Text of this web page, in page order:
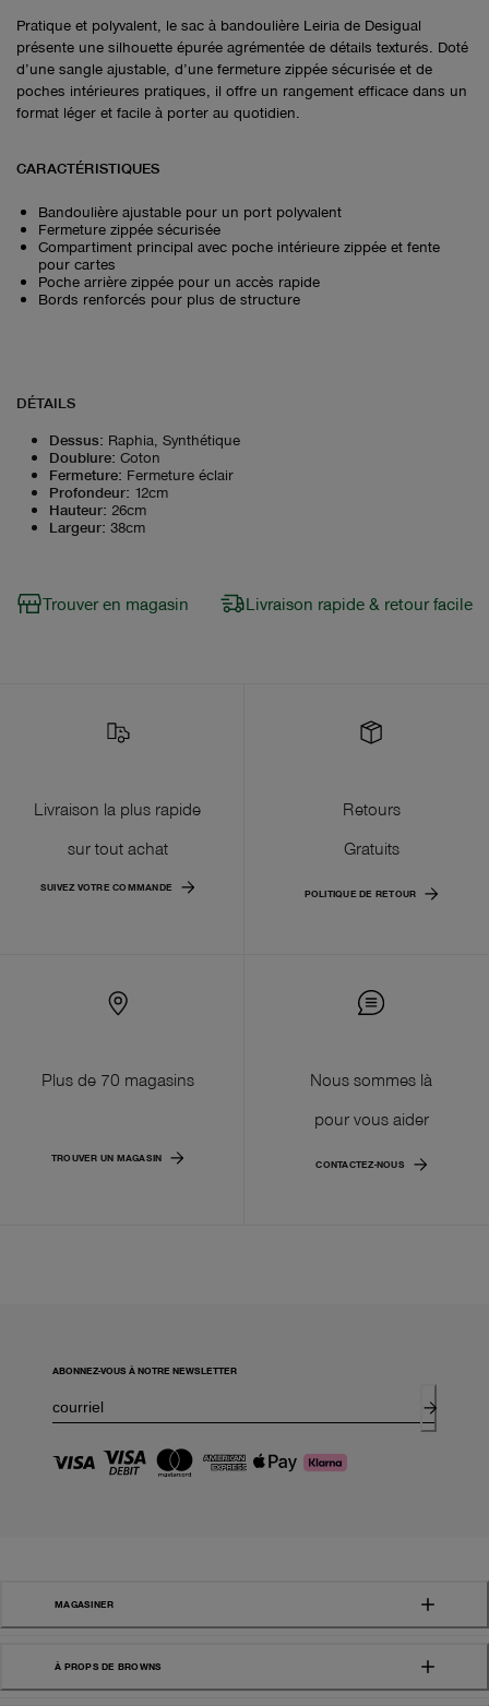
Pratique et polyvalent, le sac à bandoulière Leiria de Desigual
présente une silhouette épurée agrémentée de détails texturés. Doté
d’une sangle ajustable, d’une fermeture zippée sécurisée et de
poches intérieures pratiques, il offre un rangement efficace dans un
format léger et facile à porter au quotidien.
CARACTÉRISTIQUES
Bandoulière ajustable pour un port polyvalent
Fermeture zippée sécurisée
Compartiment principal avec poche intérieure zippée et fente
pour cartes
Poche arrière zippée pour un accès rapide
Bords renforcés pour plus de structure
DÉTAILS
Dessus: Raphia, Synthétique
Doublure: Coton
Fermeture: Fermeture éclair
Profondeur: 12cm
Hauteur: 26cm
Largeur: 38cm
Trouver en magasin Livraison rapide & retour facile
Livraison la plus rapide
sur tout achat
SUIVEZ VOTRE COMMANDE
Retours
Gratuits
POLITIQUE DE RETOUR
Plus de 70 magasins
TROUVER UN MAGASIN
Nous sommes là
pour vous aider
CONTACTEZ-NOUS
ABONNEZ-VOUS À NOTRE NEWSLETTER
MAGASINER
À PROPS DE BROWNS